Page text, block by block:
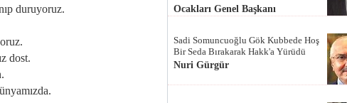
duruyoruz.
dost.
Ocakları Genel Başkanı
Sadi Somuncuoğlu Gök Kubbede Hoş
Bir Seda Bırakarak Hakk'a Yürüdü
Nuri Gürgür